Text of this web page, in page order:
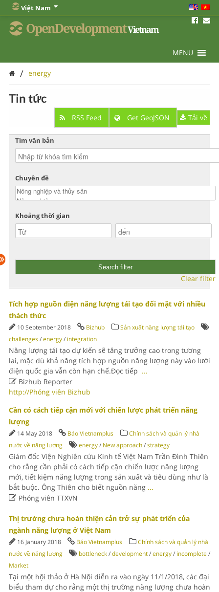
Việt Nam
OpenDevelopmentVietnam
MENU
/ energy
Tin tức
RSS Feed Get GeoJSON Tải về
Tìm văn bản
Chuyên đề
Khoảng thời gian
Clear filter
Tích hợp nguồn điện năng lượng tái tạo đối mặt với nhiều
thách thức
10 September 2018 Bizhub
Sản xuất năng lượng tái tạo
challenges/energy/ integration
Năng lượng tái tạo dự kiến sẽ tăng trưởng cao trong tương
lai, mặc dù khả năng tích hợp nguồn năng lượng này vào lưới
điện quốc gia vẫn còn hạn chế.Đọc tiếp ...
Bizhub Reporter
http://Phóng viên Bizhub
Cần có cách tiếp cận mới với chiến lược phát triển năng
lượng
14 May 2018 Báo Vietnamplus
Chính sách và quản lý nhà
nước về năng lượng
energy/ New approach/strategy
Giám đốc Viện Nghiên cứu Kinh tế Việt Nam Trần Đình Thiên
cho rằng cần phải có cách tiếp cận chiến lược năng lượng
mới, tiết kiệm năng lượng trong sản xuất và tiêu dùng như là
bắt buộc. Ông Thiên cho biết nguồn năng ...
Phóng viên TTXVN
Thị trường chưa hoàn thiện cản trở sự phát triển của
ngành năng lượng ở Việt Nam
16 January 2018 Báo Vietnamplus
Chính sách và quản lý nhà
nước về năng lượng
bottleneck/development/energy/ incomplete/
Market
Tại một hội thảo ở Hà Nội diễn ra vào ngày 11/1/2018, các đại
biểu tham dự cho rằng một thị trường năng lượng chưa hoàn